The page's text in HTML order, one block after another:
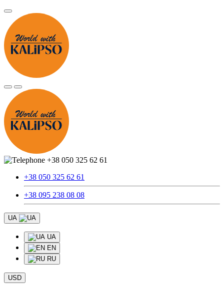
+38 050 325 62 61
+38 050 325 62 61
+38 095 238 08 08
UA
UA
EN
RU
USD